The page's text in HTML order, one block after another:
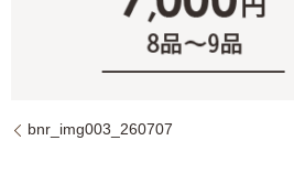
bnr_img003_260707